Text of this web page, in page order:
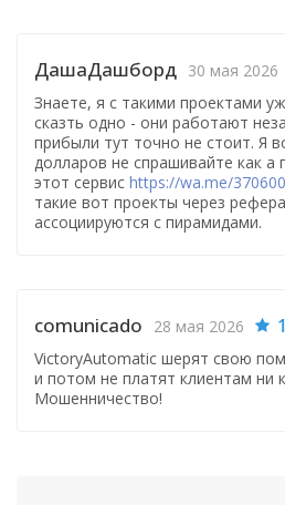
ДашаДашборд 30 мая 2026
Знаете, я с такими проектами
сказть одно - они работают
прибыли тут точно не стоит. Я
долларов не спрашивайте как а
этот сервис https://wa.me/
такие вот проекты через
ассоциируются с пирамидами.
comunicado 28 мая 2026 1
VictoryAutomatic шерят свою
и потом не платят клиентам ни
Мошенничество!